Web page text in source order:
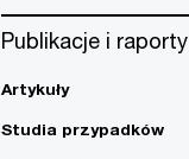
Publikacje i raporty
Artykuły
Studia przypadków